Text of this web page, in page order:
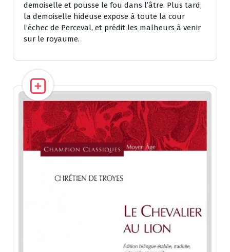
demoiselle et pousse le fou dans l’âtre. Plus tard,
la demoiselle hideuse expose à toute la cour
l’échec de Perceval, et prédit les malheurs à venir
sur le royaume.